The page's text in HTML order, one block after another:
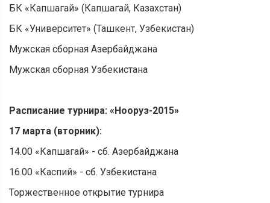
БК «Капшагай» (Капшагай, Казахстан)
БК «Университет» (Ташкент, Узбекистан)
Мужская сборная Азербайджана
Мужская сборная Узбекистана
Расписание турнира: «Нооруз-2015»
17 марта (вторник):
14.00 «Капшагай» - сб. Азербайджана
16.00 «Каспий» - сб. Узбекистана
Торжественное открытие турнира